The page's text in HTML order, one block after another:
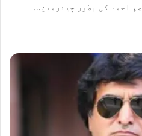
احمد کی بطور چیئرمین…